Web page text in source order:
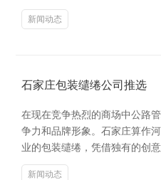
新闻动态
石家庄包装缱绻公司推选
在现在竞争热烈的商场中公路
争力和品牌形象。石家庄算作
业的包装缱绻，凭借独有的创
新闻动态